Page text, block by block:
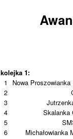
kolejka 1:
1
Nowa
2
3
4
Skalanka
5
6
Michałowianka